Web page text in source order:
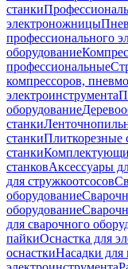
станки
электроножницы
профессионального
оборудование
профессиональные
компрессоров,
электроинструмента
оборудование
станки
станкиПлиткорезные
станки
станковАксессуары
для стружкоотсосов
оборудование
оборудование
для сварочного
пайкиОснастка для
оснасткиНасадки для